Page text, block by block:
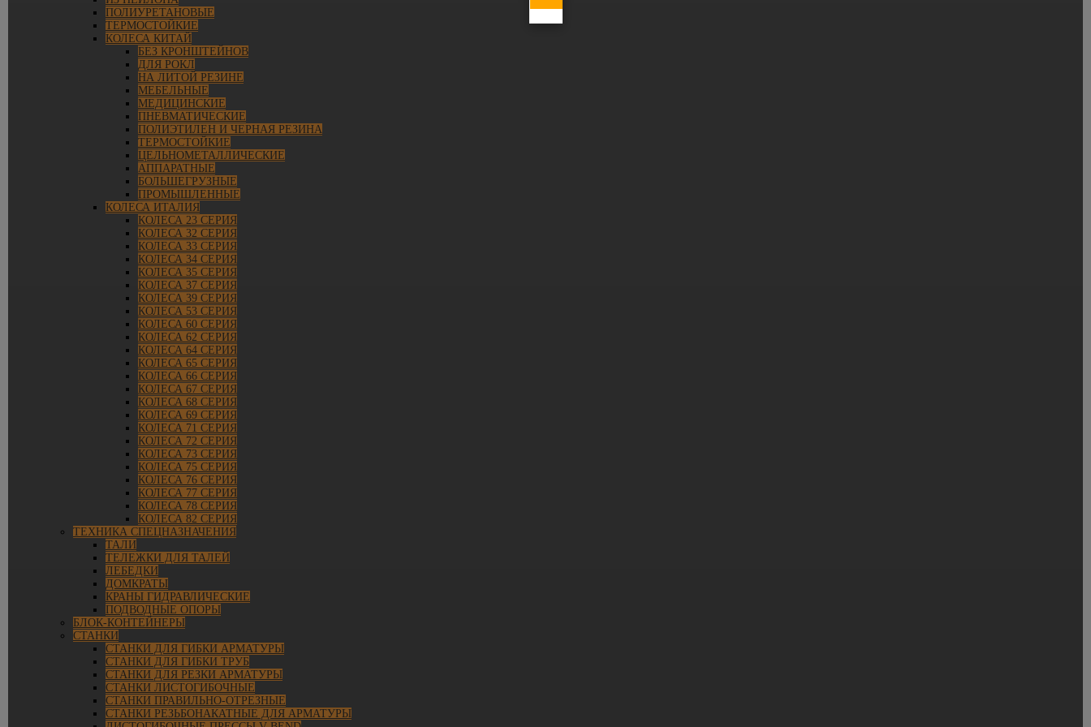
ПОЛИУРЕТАНОВЫЕ
ТЕРМОСТОЙКИЕ
КОЛЕСА КИТАЙ
БЕЗ КРОНШТЕЙНОВ
ДЛЯ РОКЛ
НА ЛИТОЙ РЕЗИНЕ
МЕБЕЛЬНЫЕ
МЕДИЦИНСКИЕ
ПНЕВМАТИЧЕСКИЕ
ПОЛИЭТИЛЕН И ЧЕРНАЯ РЕЗИНА
ТЕРМОСТОЙКИЕ
ЦЕЛЬНОМЕТАЛЛИЧЕСКИЕ
АППАРАТНЫЕ
БОЛЬШЕГРУЗНЫЕ
ПРОМЫШЛЕННЫЕ
КОЛЕСА ИТАЛИЯ
КОЛЕСА 23 СЕРИЯ
КОЛЕСА 32 СЕРИЯ
КОЛЕСА 33 СЕРИЯ
КОЛЕСА 34 СЕРИЯ
КОЛЕСА 35 СЕРИЯ
КОЛЕСА 37 СЕРИЯ
КОЛЕСА 39 СЕРИЯ
КОЛЕСА 53 СЕРИЯ
КОЛЕСА 60 СЕРИЯ
КОЛЕСА 62 СЕРИЯ
КОЛЕСА 64 СЕРИЯ
КОЛЕСА 65 СЕРИЯ
КОЛЕСА 66 СЕРИЯ
КОЛЕСА 67 СЕРИЯ
КОЛЕСА 68 СЕРИЯ
КОЛЕСА 69 СЕРИЯ
КОЛЕСА 71 СЕРИЯ
КОЛЕСА 72 СЕРИЯ
КОЛЕСА 73 СЕРИЯ
КОЛЕСА 75 СЕРИЯ
КОЛЕСА 76 СЕРИЯ
КОЛЕСА 77 СЕРИЯ
КОЛЕСА 78 СЕРИЯ
КОЛЕСА 82 СЕРИЯ
ТЕХНИКА СПЕЦНАЗНАЧЕНИЯ
ТАЛИ
ТЕЛЕЖКИ ДЛЯ ТАЛЕЙ
ЛЕБЕДКИ
ДОМКРАТЫ
КРАНЫ ГИДРАВЛИЧЕСКИЕ
ПОДВОДНЫЕ ОПОРЫ
БЛОК-КОНТЕЙНЕРЫ
СТАНКИ
СТАНКИ ДЛЯ ГИБКИ АРМАТУРЫ
СТАНКИ ДЛЯ ГИБКИ ТРУБ
СТАНКИ ДЛЯ РЕЗКИ АРМАТУРЫ
СТАНКИ ЛИСТОГИБОЧНЫЕ
СТАНКИ ПРАВИЛЬНО-ОТРЕЗНЫЕ
СТАНКИ РЕЗЬБОНАКАТНЫЕ ДЛЯ АРМАТУРЫ